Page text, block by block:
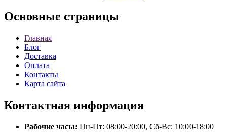
Основные страницы
Главная
Блог
Доставка
Оплата
Контакты
Карта сайта
Контактная информация
Рабочие часы: Пн-Пт: 08:00-20:00, Сб-Вс: 10:00-18:00